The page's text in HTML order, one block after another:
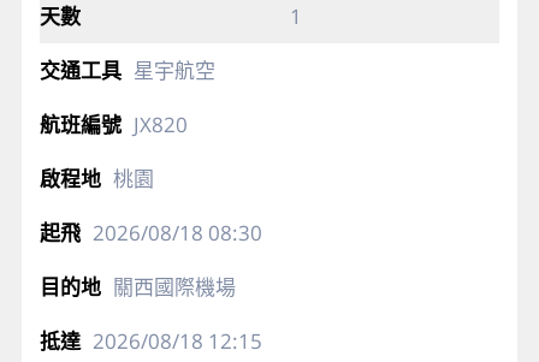
1
星宇航空
JX820
桃園
2026/08/18 08:30
關西國際機場
2026/08/18 12:15